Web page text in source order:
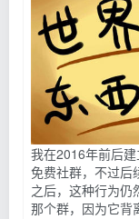
我在2016年前后
免费社群，不过后
之后，这种行为仍
那个群，因为它背